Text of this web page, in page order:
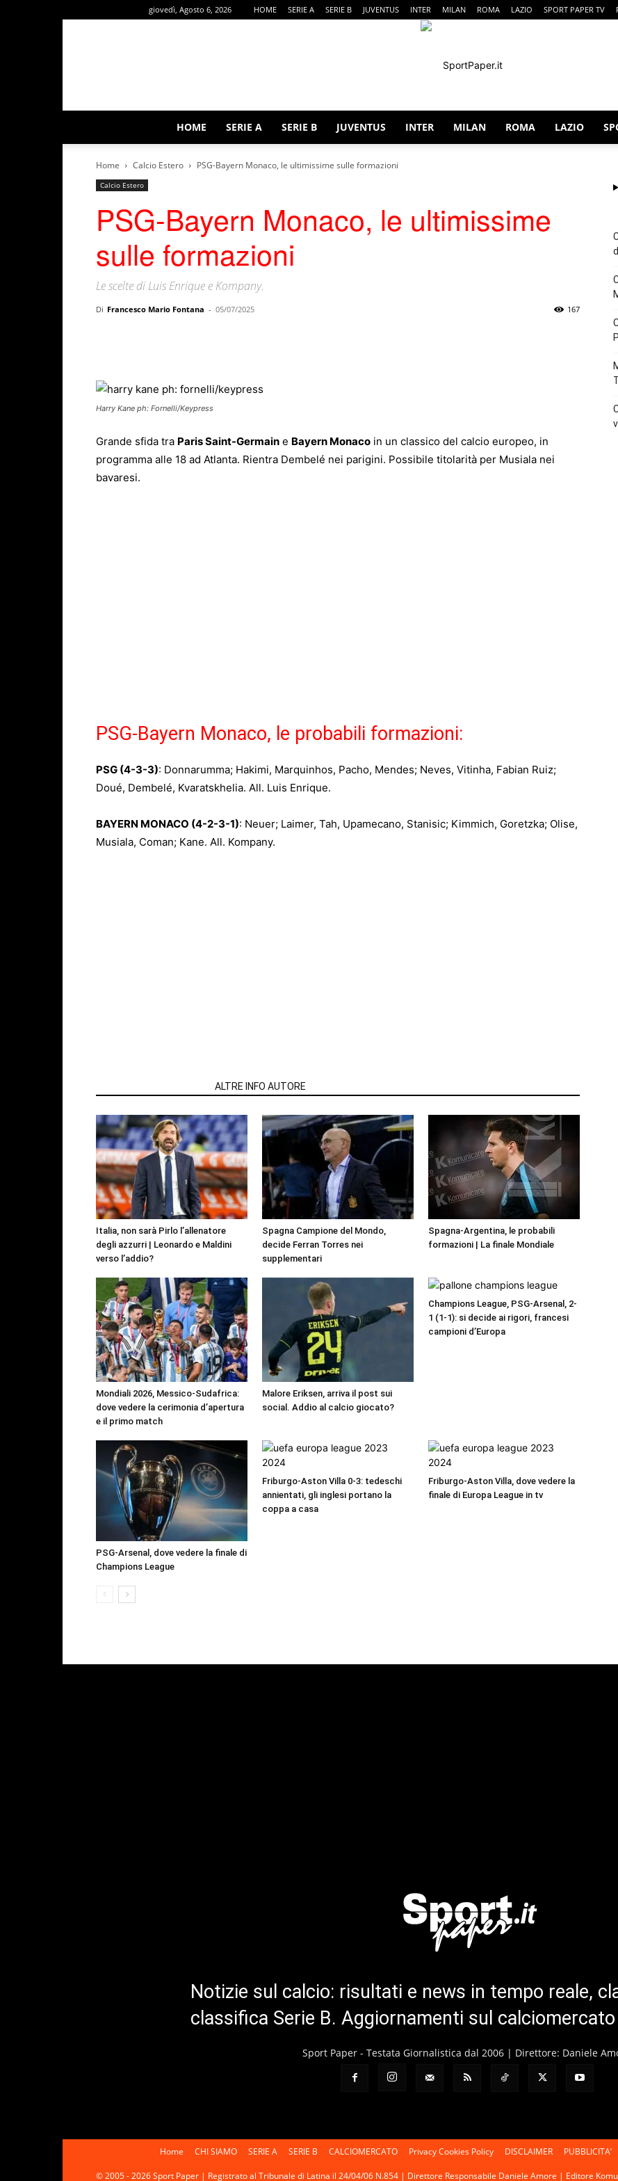
giovedì, Agosto 6, 2026 HOME SERIE A SERIE B JUVENTUS INTER MILAN ROMA LAZIO SPORT PAPER TV
HOME SERIE A SERIE B JUVENTUS INTER MILAN ROMA LAZIO
Home Calcio Estero PSG-Bayern Monaco, le ultimissime sulle formazioni
Calcio Estero
PSG-Bayern Monaco, le ultimissime
sulle formazioni
Le scelte di Luis Enrique e Kompany.
Di Francesco Mario Fontana - 05/07/2025 167
Harry Kane ph: Fornelli/Keypress
Grande sfida tra Paris Saint-Germain e Bayern Monaco in un classico del calcio europeo, in
programma alle 18 ad Atlanta. Rientra Dembelé nei parigini. Possibile titolarità per Musiala nei
bavaresi.
PSG-Bayern Monaco, le probabili formazioni:
PSG (4-3-3): Donnarumma; Hakimi, Marquinhos, Pacho, Mendes; Neves, Vitinha, Fabian Ruiz;
Doué, Dembelé, Kvaratskhelia. All. Luis Enrique.
BAYERN MONACO (4-2-3-1): Neuer; Laimer, Tah, Upamecano, Stanisic; Kimmich, Goretzka; Olise,
Musiala, Coman; Kane. All. Kompany.
ALTRE INFO AUTORE
Italia, non sarà Pirlo l’allenatore
degli azzurri | Leonardo e Maldini
verso l’addio?
Spagna Campione del Mondo,
decide Ferran Torres nei
supplementari
Spagna-Argentina, le probabili
formazioni | La finale Mondiale
Mondiali 2026, Messico-Sudafrica:
dove vedere la cerimonia d’apertura
e il primo match
Malore Eriksen, arriva il post sui
social. Addio al calcio giocato?
Champions League, PSG-Arsenal, 2-
1 (1-1): si decide ai rigori, francesi
campioni d’Europa
PSG-Arsenal, dove vedere la finale di
Champions League
Friburgo-Aston Villa 0-3: tedeschi
annientati, gli inglesi portano la
coppa a casa
Friburgo-Aston Villa, dove vedere la
finale di Europa League in tv
Notizie sul calcio: risultati e news in tempo reale,
classifica Serie B. Aggiornamenti sul
Sport Paper - Testata Giornalistica dal 2006 | Direttore: Daniele
Home CHI SIAMO SERIE A SERIE B CALCIOMERCATO Privacy Cookies Policy DISCLAIMER PUBBLICITA’
© 2005 - 2026 Sport Paper | Registrato al Tribunale di Latina il 24/04/06 N.854 | Direttore Responsabile Daniele Amore | Editore